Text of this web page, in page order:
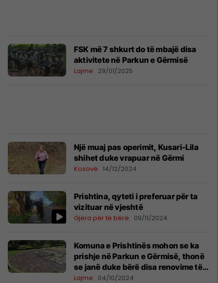
FSK më 7 shkurt do të mbajë disa
aktivitete në Parkun e Gërmisë
Lajme 29/01/2025
Një muaj pas operimit, Kusari-Lila
shihet duke vrapuar në Gërmi
Kosovë 14/12/2024
Prishtina, qyteti i preferuar për ta
vizituar në vjeshtë
Gjëra për të bërë 09/11/2024
Komuna e Prishtinës mohon se ka
prishje në Parkun e Gërmisë, thonë
se janë duke bërë disa renovime të
këndit të lodrave
Lajme 04/10/2024